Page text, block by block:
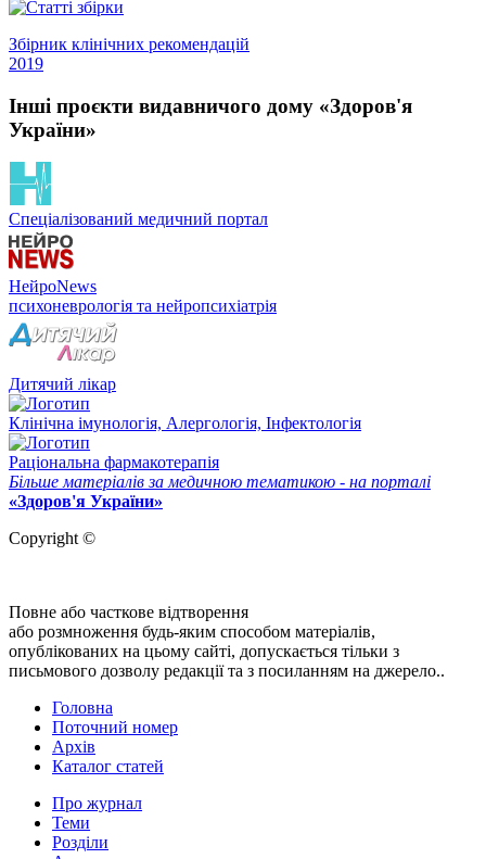
Збірник клінічних рекомендацій
2019
Інші проєкти видавничого дому «Здоров'я
України»
Спеціалізований медичний портал
НейроNews
психоневрологія та нейропсихіатрія
Дитячий лікар
Клінічна імунологія, Алергологія, Інфектологія
Раціональна фармакотерапія
Більше матеріалів за медичною тематикою - на порталі
«Здоров'я України»
Copyright ©
Повне або часткове відтворення
або розмноження будь-яким способом матеріалів,
опублікованих на цьому сайті, допускається тільки з
письмового дозволу редакції та з посиланням на джерело..
Головна
Поточний номер
Архів
Каталог статей
Про журнал
Теми
Розділи